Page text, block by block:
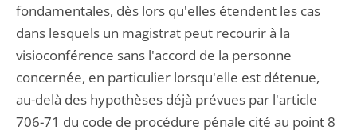
fondamentales, dès lors qu'elles étendent les cas
dans lesquels un magistrat peut recourir à la
visioconférence sans l'accord de la personne
concernée, en particulier lorsqu'elle est détenue,
au-delà des hypothèses déjà prévues par l'article
706-71 du code de procédure pénale cité au point 8